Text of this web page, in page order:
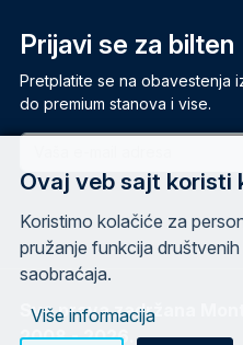
Prijavi se za bilten
Pretplatite se na obavestenja
do premium stanova i vise.
Sva prava zadržana
2008 - 2026.
Ovaj veb sajt koristi
Koristimo kolačiće za
pružanje funkcija društvenih
saobraćaja.
Više informacija